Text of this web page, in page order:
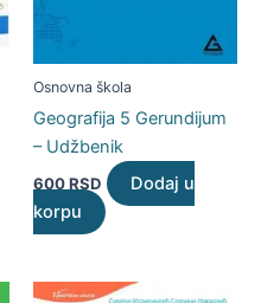
Osnovna škola
Geografija 5 Gerundijum
– Udžbenik
600RSD
Dodaj u
korpu